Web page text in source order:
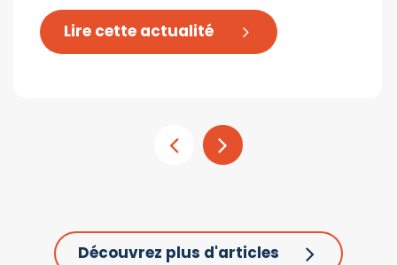
Lire cette actualité
Découvrez plus d'articles